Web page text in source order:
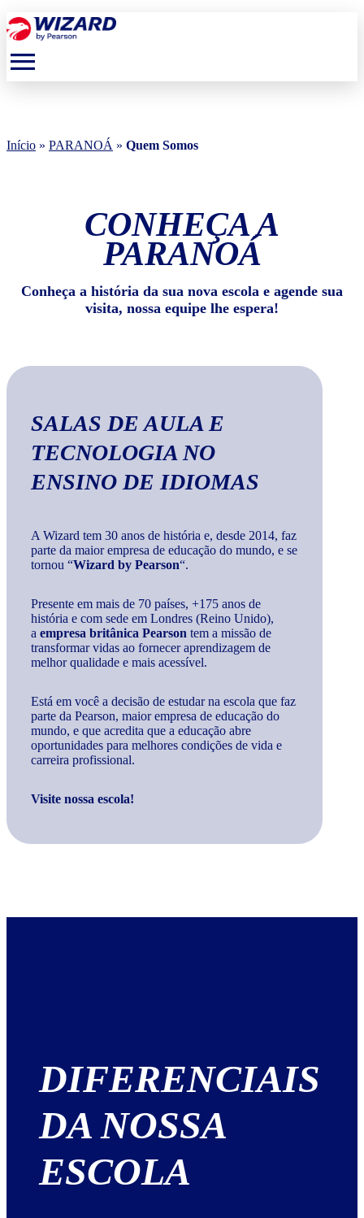
menu
Início » PARANOÁ » Quem Somos
CONHEÇA A
PARANOÁ
Conheça a história da sua nova escola e agende sua
visita, nossa equipe lhe espera!
SALAS DE AULA E
TECNOLOGIANO
ENSINO DE IDIOMAS
A Wizard tem 30 anos de história e, desde 2014, faz
parte da maior empresa de educação do mundo, e se
tornou “Wizard by Pearson“.
Presente em mais de 70 países, +175 anos de
história e com sede em Londres (Reino Unido),
a empresa britânica Pearson tem a missão de
transformar vidas ao fornecer aprendizagem de
melhor qualidade e mais acessível.
Está em você a decisão de estudar na escola que faz
parte da Pearson, maior empresa de educação do
mundo, e que acredita que a educação abre
oportunidades para melhores condições de vida e
carreira profissional.
Visite nossa escola!
DIFERENCIAIS
DA NOSSA
ESCOLA